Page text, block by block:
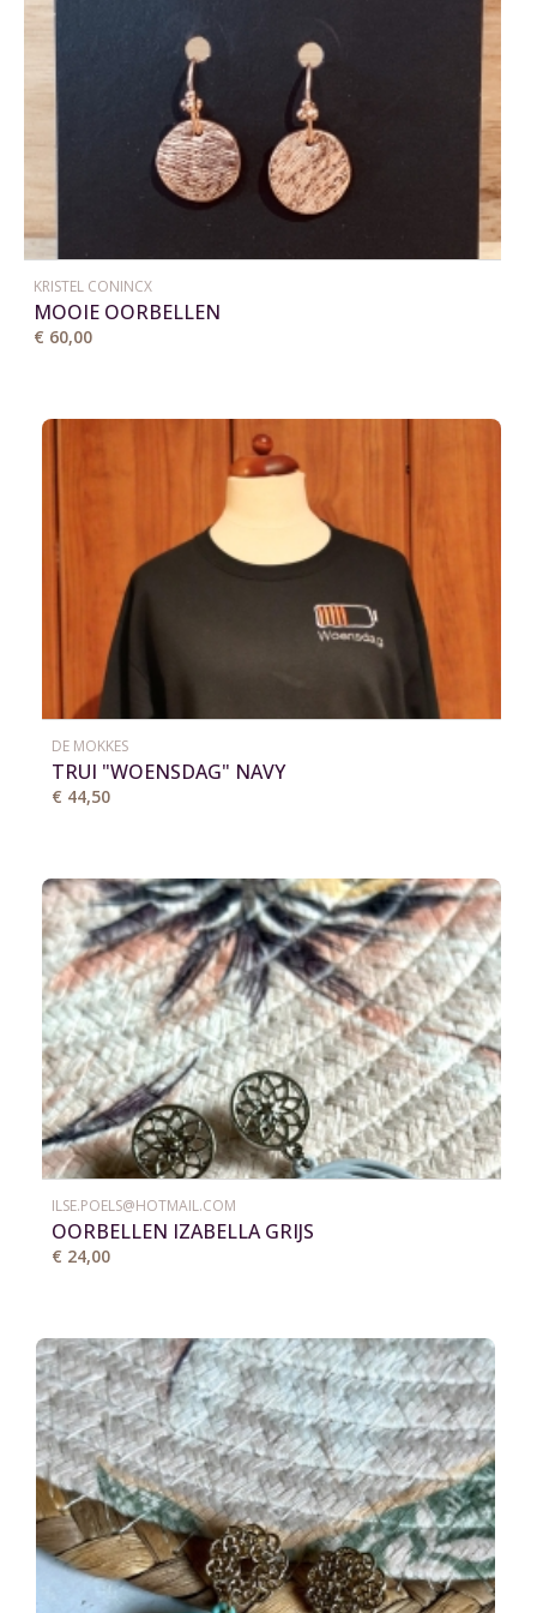
KRISTEL CONINCX
MOOIE OORBELLEN
€ 60,00
DE MOKKES
TRUI "WOENSDAG" NAVY
€ 44,50
ILSE.POELS@HOTMAIL.COM
OORBELLEN IZABELLA GRIJS
€ 24,00